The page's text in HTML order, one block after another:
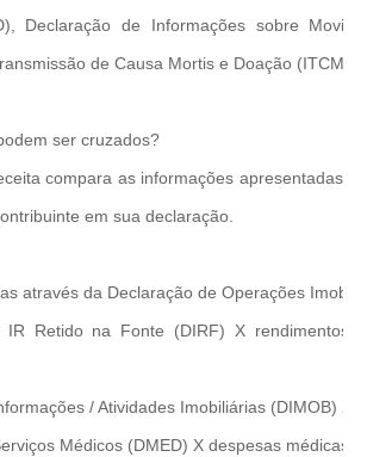
Declaração de Informações sobre
de Causa Mortis e Doação (ITCMD).
ser cruzados?
compara as informações apresentadas
em sua declaração.
através da Declaração de Operações
IR Retido na Fonte (DIRF) X rendimentos
/ Atividades Imobiliárias (DIMOB) X
Médicos (DMED) X despesas médicas